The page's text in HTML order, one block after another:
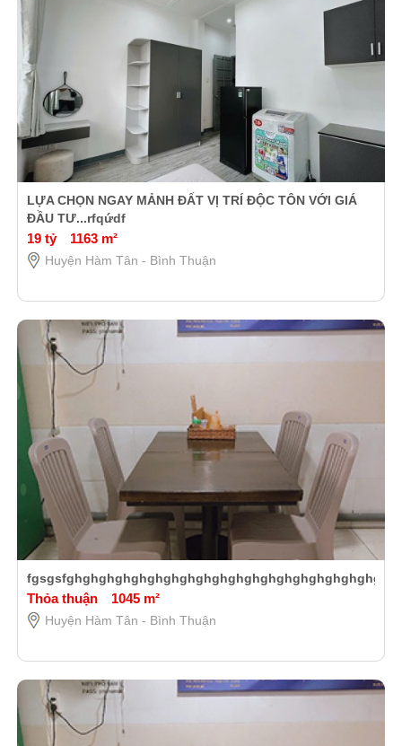
LỰA CHỌN NGAY MẢNH ĐẤT VỊ TRÍ ĐỘC TÔN VỚI GIÁ
ĐẦU TƯ...rfqứdf
19 tỷ 1163 m²
Huyện Hàm Tân - Bình Thuận
Thỏa thuận 1045 m²
Huyện Hàm Tân - Bình Thuận